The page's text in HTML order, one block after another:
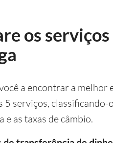
os
a encontrar a
5 serviços, classificando-
e as taxas de câmbio.